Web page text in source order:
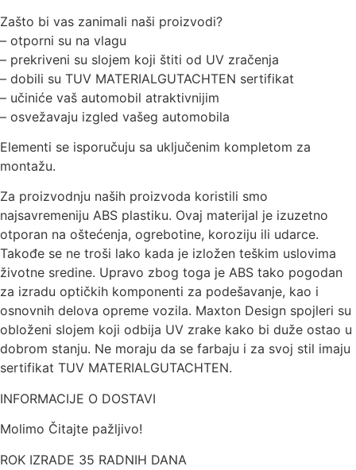
Zašto bi vas zanimali naši proizvodi?
– otporni su na vlagu
– prekriveni su slojem koji štiti od UV zračenja
– dobili su TUV MATERIALGUTACHTEN sertifikat
– učiniće vaš automobil atraktivnijim
– osvežavaju izgled vašeg automobila
Elementi se isporučuju sa uključenim kompletom za
montažu.
Za proizvodnju naših proizvoda koristili smo
najsavremeniju ABS plastiku. Ovaj materijal je izuzetno
otporan na oštećenja, ogrebotine, koroziju ili udarce.
Takođe se ne troši lako kada je izložen teškim uslovima
životne sredine. Upravo zbog toga je ABS tako pogodan
za izradu optičkih komponenti za podešavanje, kao i
osnovnih delova opreme vozila. Maxton Design spojleri su
obloženi slojem koji odbija UV zrake kako bi duže ostao u
dobrom stanju. Ne moraju da se farbaju i za svoj stil imaju
sertifikat TUV MATERIALGUTACHTEN.
INFORMACIJE O DOSTAVI
Molimo Čitajte pažljivo!
ROK IZRADE 35 RADNIH DANA